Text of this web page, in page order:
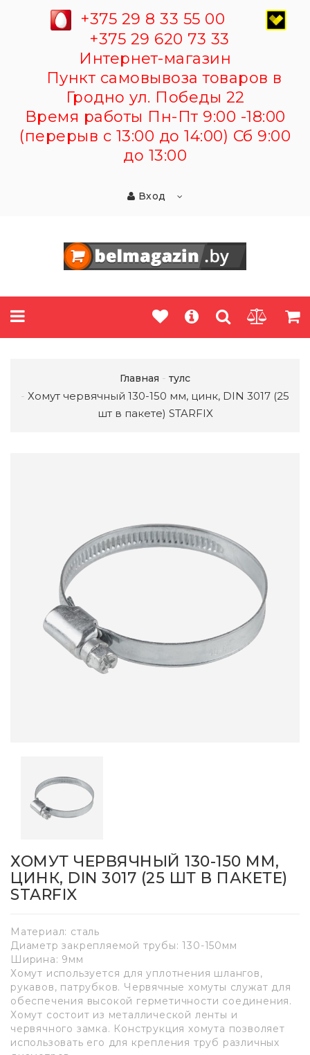
+375 29 8 33 55 00
+375 29 620 73 33
Интернет-магазин
Пункт самовывоза товаров в
Гродно ул. Победы 22
Время работы Пн-Пт 9:00 -18:00
(перерыв с 13:00 до 14:00) Сб 9:00
до 13:00
Вход
Главная тулс
Хомут червячный 130-150 мм, цинк, DIN 3017 (25
шт в пакете) STARFIX
ХОМУТ ЧЕРВЯЧНЫЙ 130-150 ММ,
ЦИНК, DIN 3017 (25 ШТ В ПАКЕТЕ)
STARFIX
Материал: сталь
Диаметр закрепляемой трубы: 130-150мм
Ширина: 9мм
Хомут используется для уплотнения шлангов,
рукавов, патрубков. Червячные хомуты служат для
обеспечения высокой герметичности соединения.
Хомут состоит из металлической ленты и
червячного замка. Конструкция хомута позволяет
использовать его для крепления труб различных